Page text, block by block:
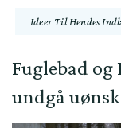
Ideer Til Hendes
Fuglebad
undgå